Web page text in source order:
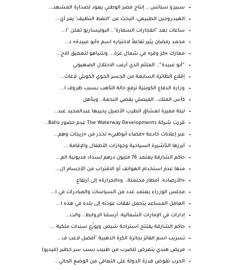
سبيرو سباتس .. إنتاج مصر الوطني يعود لصدارة المشهد...
الهيدروجين الطبيعي: البحث عن "النفط النظيف" يمر أي...
ساعات بعد "انفجارات السمارة".. البوليساريو تعلن "ا...
محمد رمضان يثير تفاعلاً لاختياره اسم «أبو عبيدة» د...
معارك «كر وفر» في شمال غزة... ونتنياهو لتعميق الاج...
“أبو عبيدة”.. الملثم الذي أرعب الاحتلال الصهيوني
إقلاع الطائرة السابعة من الجسر الجوي الكويتي لإغاث...
وزارة الدفاع الكويتية ترفع حالة التأهب بسبب ظروف ا...
كأس الملك.. الفيصلي يقصي النجمة.. ويتأهل
ليلة مميزة لعشاق الطرب الأصيل يحييها عبدالمجيد عبد...
قررت شركة The Waterway Developments عدم حضور Ballo...
عبر إعلانات خادعة «قضاء أبوظبي» تحذر من «زيجات وهم...
أبرزها التأشيرة السياحية وجوازات الأطفال والإقامة ...
حاكم الشارقة يعتمد 76 مليون درهم لسداد مديونية الم...
منها عدم استخدام الهواتف أو الاقتراب من الأجسام ال...
«الأرصاد»: أمطار محتملة.. و«الحرارة» إلى ارتفاع
مجلس الوزراء يعتمد عدد من السياسات والمبادرات في ا...
العامل المساعد يتحمل نفقات عودته إلى بلده في هذه ا...
إدارات في الإمارات الشمالية: أرسلنا الروابط.. والت...
حاكم الشارقة يفتتح استراحة شيص ويوزّع سندات ملكية ...
تسريب اسم الفائز بجائزة الكرة الذهبية "أفضل لاعب ف...
مريض هندي يتعرض للضرب من طبيب بسب سر خطير (فيديو)
الحرب تقوض قدرة الدولة على التعافي من الوضع الحالي...